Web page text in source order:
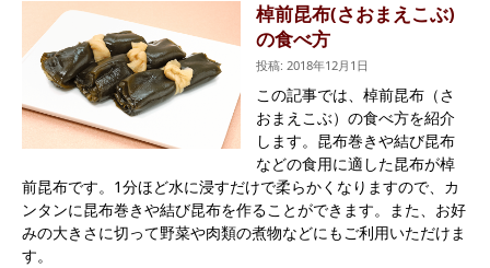
棹前昆布(さおまえこぶ)
の食べ方
投稿: 2018年12月1日
この記事では、棹前昆布（さ
おまえこぶ）の食べ方を紹介
します。昆布巻きや結び昆布
などの食用に適した昆布が棹
前昆布です。1分ほど水に浸すだけで柔らかくなりますので、カ
ンタンに昆布巻きや結び昆布を作ることができます。また、お好
みの大きさに切って野菜や肉類の煮物などにもご利用いただけま
す。